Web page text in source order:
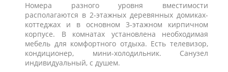
Номера разного уровня вместимости
располагаются в 2-этажных деревянных домиках-
коттеджах и в основном 3-этажном кирпичном
корпусе. В комнатах установлена необходимая
мебель для комфортного отдыха. Есть телевизор,
кондиционер, мини-холодильник. Санузел
индивидуальный, с душем.